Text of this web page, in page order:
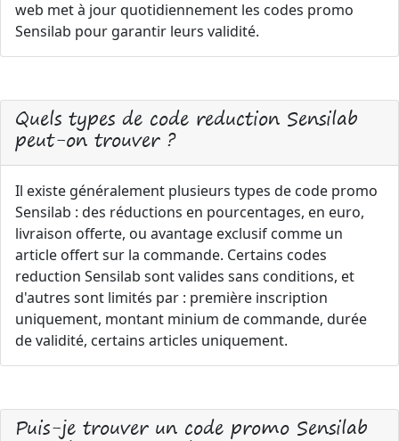
web met à jour quotidiennement les codes promo
Sensilab pour garantir leurs validité.
Quels types de code reduction Sensilab
peut-on trouver ?
Il existe généralement plusieurs types de code promo
Sensilab : des réductions en pourcentages, en euro,
livraison offerte, ou avantage exclusif comme un
article offert sur la commande. Certains codes
reduction Sensilab sont valides sans conditions, et
d'autres sont limités par : première inscription
uniquement, montant minium de commande, durée
de validité, certains articles uniquement.
Puis-je trouver un code promo Sensilab